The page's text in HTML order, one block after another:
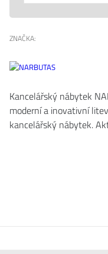
ZNAČKA:
Kancelářský nábytek
moderní a inovativní
kancelářský nábytek.